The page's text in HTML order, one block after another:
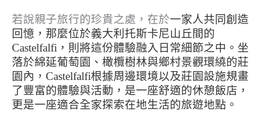
若說親子旅行的珍貴之處，在於一家人共同創造
回憶，那麼位於義大利托斯卡尼山丘間的
Castelfalfi ，則將這份體驗融入日常細節之中。坐
落於綿延葡萄園、橄欖樹林與鄉村景觀環繞的莊
園內，Castelfalfi根據周邊環境以及莊園設施規畫
了豐富的體驗與活動，是一座舒適的休憩飯店，
更是一座適合全家探索在地生活的旅遊地點。